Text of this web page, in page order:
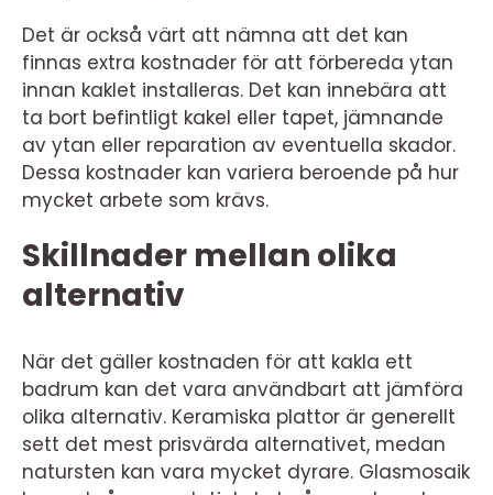
Det är också värt att nämna att det kan
finnas extra kostnader för att förbereda ytan
innan kaklet installeras. Det kan innebära att
ta bort befintligt kakel eller tapet, jämnande
av ytan eller reparation av eventuella skador.
Dessa kostnader kan variera beroende på hur
mycket arbete som krävs.
Skillnader mellan olika
alternativ
När det gäller kostnaden för att kakla ett
badrum kan det vara användbart att jämföra
olika alternativ. Keramiska plattor är generellt
sett det mest prisvärda alternativet, medan
natursten kan vara mycket dyrare. Glasmosaik